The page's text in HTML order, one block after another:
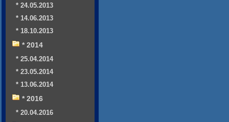
* 24.05.2013
* 14.06.2013
* 18.10.2013
* 2014
* 25.04.2014
* 23.05.2014
* 13.06.2014
* 2016
* 20.04.2016